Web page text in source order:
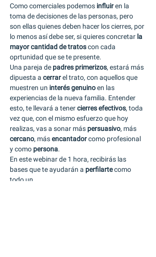
Como comerciales podemos influir en la
toma de decisiones de las personas, pero
son ellas quienes deben hacer los cierres, por
lo menos así debe ser, si quieres concretar la
mayor cantidad de tratos con cada
oprtunidad que se te presente.
Una pareja de padres primerizos, estará más
dipuesta a cerrar el trato, con aquellos que
muestren un interés genuino en las
experiencias de la nueva familia. Entender
esto, te llevará a tener cierres efectivos, toda
vez que, con el mismo esfuerzo que hoy
realizas, vas a sonar más persuasivo, más
cercano, más encantador como profesional
y como persona.
En este webinar de 1 hora, recibirás las
bases que te ayudarán a perfilarte como
todo un…